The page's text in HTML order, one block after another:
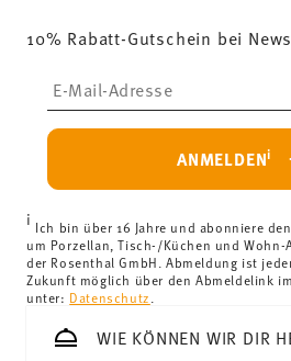
10% Rabatt-Gutschein bei
ANMELDENi
i Ich bin über 16 Jahre und abonniere
um Porzellan, Tisch-/Küchen und Wohn-
der Rosenthal GmbH. Abmeldung ist
Zukunft möglich über den Abmeldelink
unter: Datenschutz
WIE KÖNNEN WIR DIR